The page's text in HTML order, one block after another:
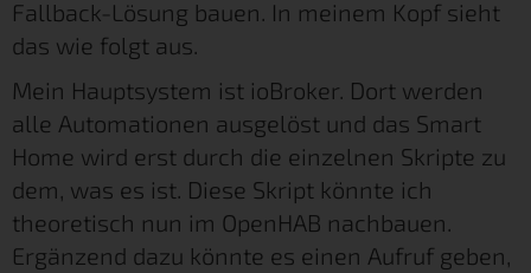
Fallback-Lösung bauen. In meinem Kopf sieht
das wie folgt aus.
Mein Hauptsystem ist ioBroker. Dort werden
alle Automationen ausgelöst und das Smart
Home wird erst durch die einzelnen Skripte zu
dem, was es ist. Diese Skript könnte ich
theoretisch nun im OpenHAB nachbauen.
Ergänzend dazu könnte es einen Aufruf geben,